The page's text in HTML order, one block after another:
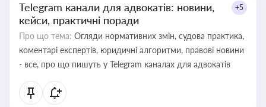
Telegram канали для адвокатів: новини,
кейси, практичні поради
+5
Про що тема: Огляди нормативних змін, судова практика,
коментарі експертів, юридичні алгоритми, правові новини
- все, про що пишуть у Telegram каналах для адвокатів